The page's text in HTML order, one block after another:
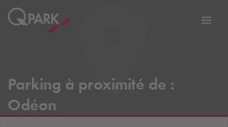
Parking à proximité de :
Odéon